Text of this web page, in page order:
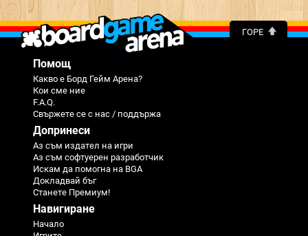
ГОРЕ
Помощ
Какво е Борд Гейм Арена?
Кои сме ние
F.A.Q.
Свържете се с нас / поддържа
Допринеси
Аз съм издател на игри
Аз съм софтуерен разработчик
Искам да помогна на BGA
Докладвай бъг
Станете Премиум!
Навигиране
Начало